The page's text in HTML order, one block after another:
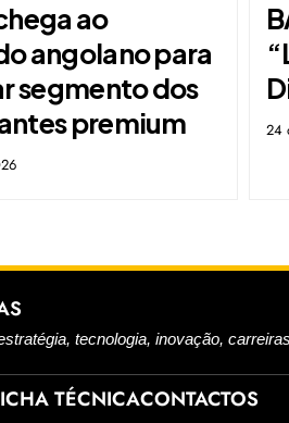
ao
angolano para
segmento dos
premium
24
tecnologia, inovação,
TÉCNICACONTACTOS